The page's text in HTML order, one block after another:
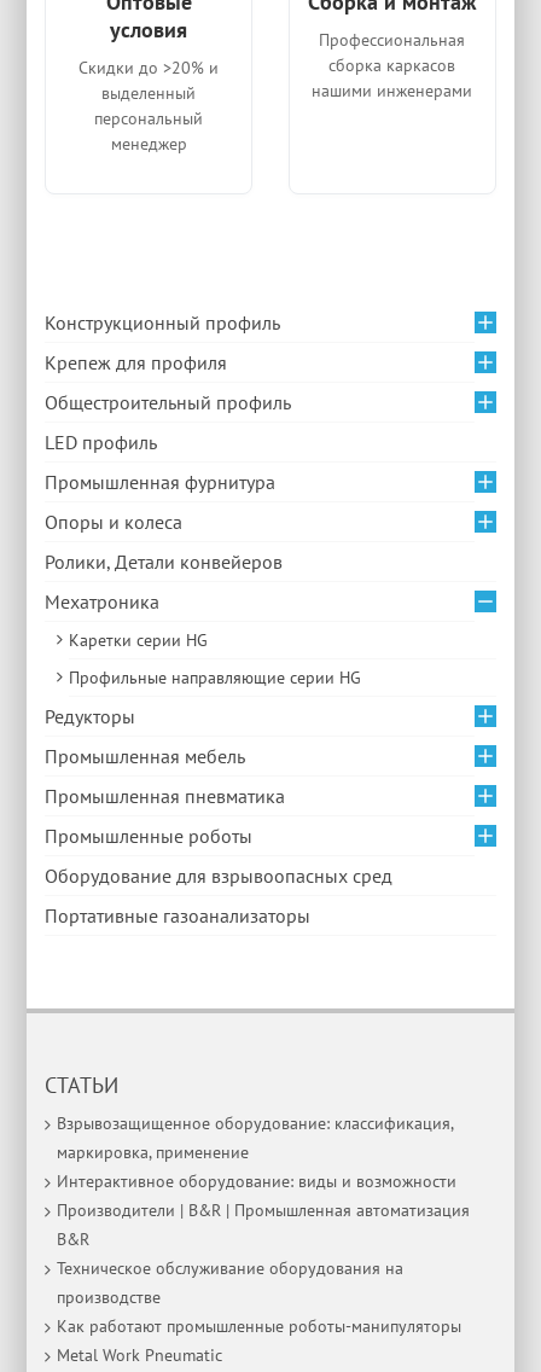
условия
Скидки до >20% и
выделенный
персональный
менеджер
Профессиональная
сборка каркасов
нашими инженерами
Конструкционный профиль
Крепеж для профиля
Общестроительный профиль
LED профиль
Промышленная фурнитура
Опоры и колеса
Ролики, Детали конвейеров
Мехатроника
Каретки серии HG
Профильные направляющие серии HG
Редукторы
Промышленная мебель
Промышленная пневматика
Промышленные роботы
Оборудование для взрывоопасных сред
Портативные газоанализаторы
СТАТЬИ
Взрывозащищенное оборудование: классификация,
маркировка, применение
Интерактивное оборудование: виды и возможности
Производители | B&R | Промышленная автоматизация
B&R
Техническое обслуживание оборудования на
производстве
Как работают промышленные роботы-манипуляторы
Metal Work Pneumatic